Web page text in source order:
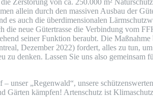
allein durch den massiven Ausbau der
es auch die überdimensionalen
neue Gütertrasse die Verbindung vom
seiner Funktion beraubt. Die Maßnahme
Dezember 2022) fordert, alles zu tun,
zu denken. Lassen Sie uns also
unser „Regenwald“, unsere
Gärten kämpfen! Artenschutz ist